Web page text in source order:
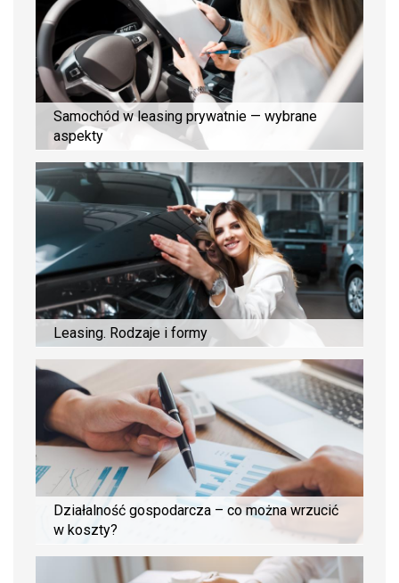
Samochód w leasing prywatnie — wybrane
aspekty
Leasing. Rodzaje i formy
Działalność gospodarcza – co można wrzucić
w koszty?